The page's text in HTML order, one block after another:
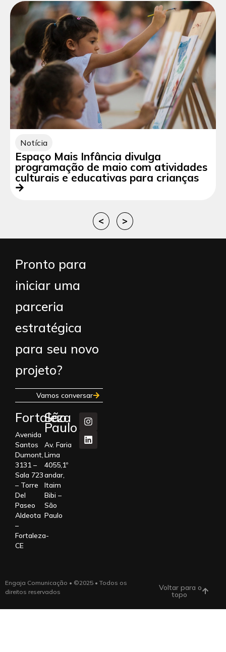
Notícia
Espaço Mais Infância divulga
programação de maio com atividades
culturais e educativas para crianças
< >
Pronto para
iniciar uma
parceria
estratégica
para seu novo
projeto?
Vamos conversar
Fortaleza
Avenida
Santos
Dumont,
3131 –
Sala 723
– Torre
Del
Paseo
Aldeota
–
Fortaleza-
CE
São
Paulo
Av. Faria
Lima
4055,1º
andar,
Itaim
Bibi –
São
Paulo
Engaja Comunicação • ©2025 • Todos os
direitos reservados
Voltar para o
topo